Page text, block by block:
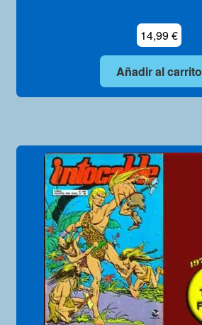
14,99€
Añadir al carrito